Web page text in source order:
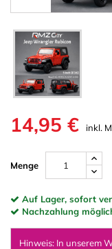
14,95 € inkl.
Menge
Auf Lager, sofort
Nachzahlung
Hinweis: In unserem